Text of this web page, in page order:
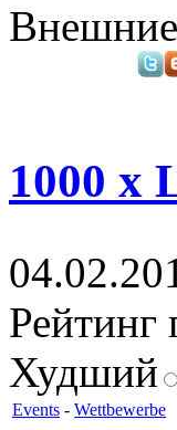
1000 x
Рейтинг
Худший
Events - Wettbewerbe